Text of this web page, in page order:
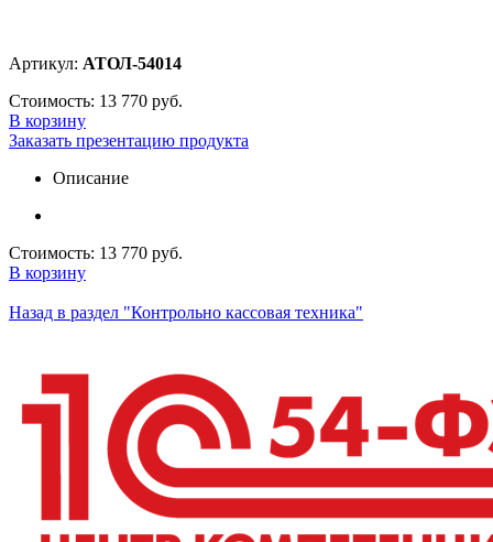
Артикул: АТОЛ-54014
Стоимость: 13 770 руб.
В корзину
Заказать презентацию продукта
Описание
Стоимость: 13 770 руб.
В корзину
Назад в раздел "Контрольно кассовая техника"